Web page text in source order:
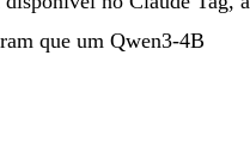
que um Qwen3-4B